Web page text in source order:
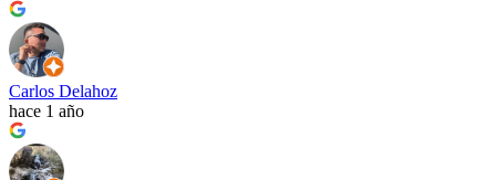
Carlos Delahoz
hace 1 año